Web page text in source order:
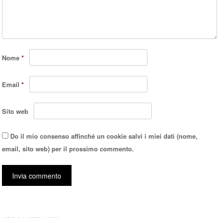
Nome*
Email*
Sito web
Do il mio consenso affinché un cookie salvi i miei dati (nome,
email, sito web) per il prossimo commento.